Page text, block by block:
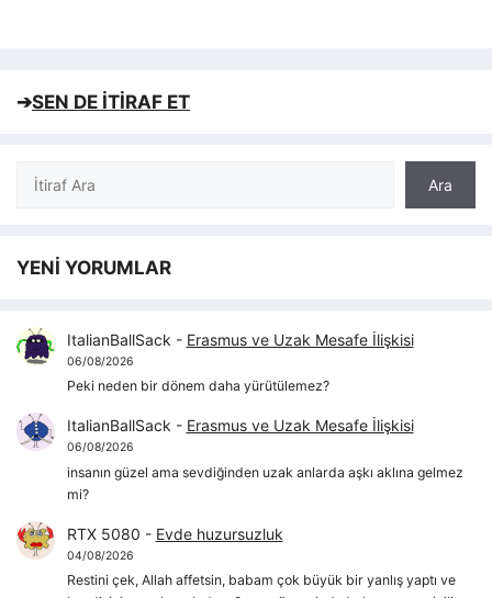
➔SEN DE İTİRAF ET
Ara
Ara
YENİ YORUMLAR
ItalianBallSack - Erasmus ve Uzak Mesafe İlişkisi
06/08/2026
Peki neden bir dönem daha yürütülemez?
ItalianBallSack - Erasmus ve Uzak Mesafe İlişkisi
06/08/2026
insanın güzel ama sevdiğinden uzak anlarda aşkı aklına gelmez
mi?
RTX 5080 - Evde huzursuzluk
04/08/2026
Restini çek, Allah affetsin, babam çok büyük bir yanlış yaptı ve